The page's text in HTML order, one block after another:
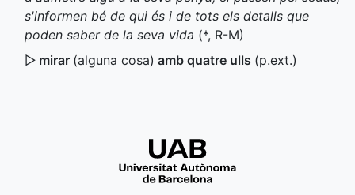
s'informen bé de qui és i de tots els detalls que
poden saber de la seva vida (*, R-M)
▷ mirar (alguna cosa) amb quatre ulls (p.ext.)